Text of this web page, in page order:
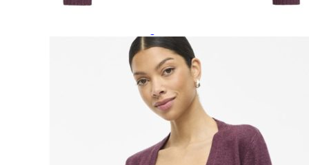
Paidat, tunikat ja jakut
Trikoopaidat
Naisten puserot
Jakut ja liivit
Naisten neuletakit
Naisten neulepuserot
Naisten mekot ja hameet